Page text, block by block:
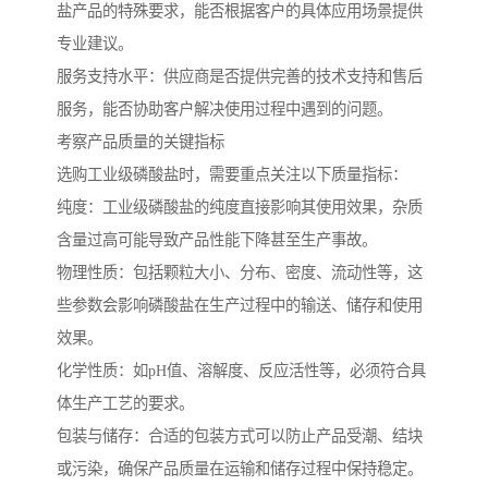
盐产品的特殊要求，能否根据客户的具体应用场景提供
专业建议。
服务支持水平：供应商是否提供完善的技术支持和售后
服务，能否协助客户解决使用过程中遇到的问题。
考察产品质量的关键指标
选购工业级磷酸盐时，需要重点关注以下质量指标：
纯度：工业级磷酸盐的纯度直接影响其使用效果，杂质
含量过高可能导致产品性能下降甚至生产事故。
物理性质：包括颗粒大小、分布、密度、流动性等，这
些参数会影响磷酸盐在生产过程中的输送、储存和使用
效果。
化学性质：如pH值、溶解度、反应活性等，必须符合具
体生产工艺的要求。
包装与储存：合适的包装方式可以防止产品受潮、结块
或污染，确保产品质量在运输和储存过程中保持稳定。